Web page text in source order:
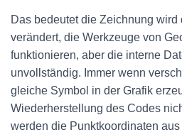
Das bedeutet die Zeichnung wird
verändert, die Werkzeuge von
funktionieren, aber die interne
unvollständig. Immer wenn
gleiche Symbol in der Grafik
Wiederherstellung des Codes
werden die Punktkoordinaten